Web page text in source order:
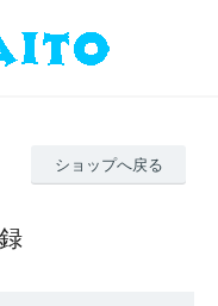
ショップへ戻る